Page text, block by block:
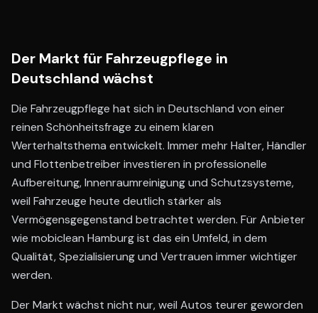
Der Markt für Fahrzeugpflege in
Deutschland wächst
Die Fahrzeugpflege hat sich in Deutschland von einer
reinen Schönheitsfrage zu einem klaren
Werterhaltsthema entwickelt. Immer mehr Halter, Händler
und Flottenbetreiber investieren in professionelle
Aufbereitung, Innenraumreinigung und Schutzsysteme,
weil Fahrzeuge heute deutlich stärker als
Vermögensgegenstand betrachtet werden. Für Anbieter
wie mobiclean Hamburg ist das ein Umfeld, in dem
Qualität, Spezialisierung und Vertrauen immer wichtiger
werden.
Der Markt wächst nicht nur, weil Autos teurer geworden